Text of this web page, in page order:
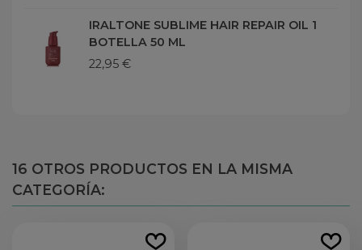
IRALTONE SUBLIME HAIR REPAIR OIL 1
BOTELLA 50 ML
22,95 €
16 OTROS PRODUCTOS EN LA MISMA
CATEGORÍA: